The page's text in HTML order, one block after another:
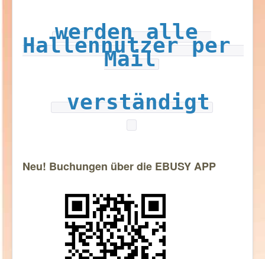
werden alle
Hallennutzer per
Mail
verständigt
Neu! Buchungen über die EBUSY APP